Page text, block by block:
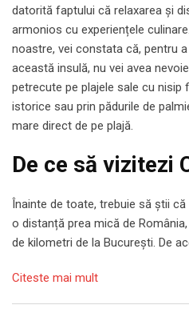
datorită faptului că relaxarea și
armonios cu experiențele
noastre, vei constata că, pentru
această insulă, nu vei avea
petrecute pe plajele sale cu nisip
istorice sau prin pădurile de
mare direct de pe plajă.
De ce să vizitezi
Înainte de toate, trebuie să știi
o distanță prea mică de
de kilometri de la București. De
Citeste mai mult